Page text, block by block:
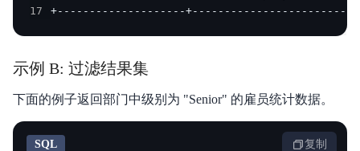
17
+--------------------
示例 B: 过滤结果集
下面的例子返回部门中级别为 "Senior" 的雇员统计数据。
SQL 复制